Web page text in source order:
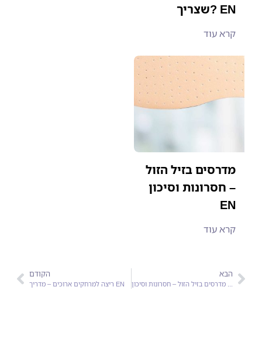
שצריך? EN
קרא עוד
מדרסים בזיל הזול
– חסרונות וסיכון
EN
קרא עוד
הקודם
ריצה למרחקים ארוכים – מדריך EN
הבא
מדרסים בזיל הזול – חסרונות וסיכון EN